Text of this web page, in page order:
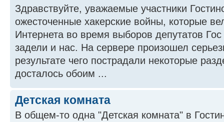
Здравствуйте, уважаемые участники
ожесточенные хакерские войны, которые
Интернета во время выборов депутатов
задели и нас. На сервере произошел
результате чего пострадали некоторые
досталось обоим ...
Детская комната
В общем-то одна "Детская комната" в